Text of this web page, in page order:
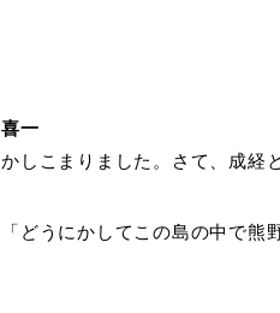
喜一
か しこまりました。さて、成経
「どうにかしてこの島の中で